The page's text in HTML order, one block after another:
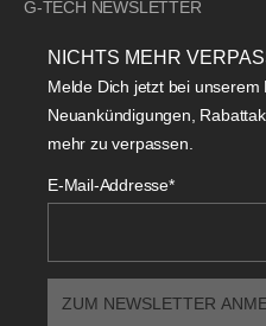
G-TECH NEWSLETTER
NICHTS MEHR
Melde Dich jetzt bei
Neuankündigungen,
mehr zu verpassen.
E-Mail-Addresse*